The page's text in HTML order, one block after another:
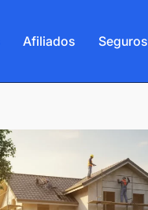
Afiliados Seguros